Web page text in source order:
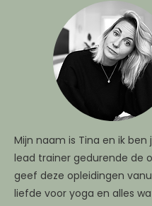
Mijn naam is Tina en ik ben
lead trainer gedurende de
geef deze opleidingen
liefde voor yoga en alles